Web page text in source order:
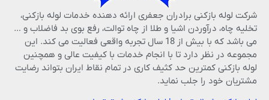
شرکت لوله بازکنی برادران جعفری ارائه دهنده خدمات لوله بازکنی،
تخلیه چاه، درآوردن اشیا و طلا از چاه توالت، رفع بوی بد فاضلاب و …
می باشد که با بیش از 18 سال تجربه واقعی فعالیت می کند. این
مجموعه در نظر دارد تا با انجام خدمات با کیفیت عالی و همچنین
لوله بازکنی کمترین حد کثیف کاری در تمام نقاط ایران بتواند رضایت
مشتریان خود را جلب نماید.